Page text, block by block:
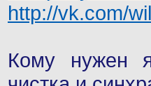
http://vk.com/
Кому нужен